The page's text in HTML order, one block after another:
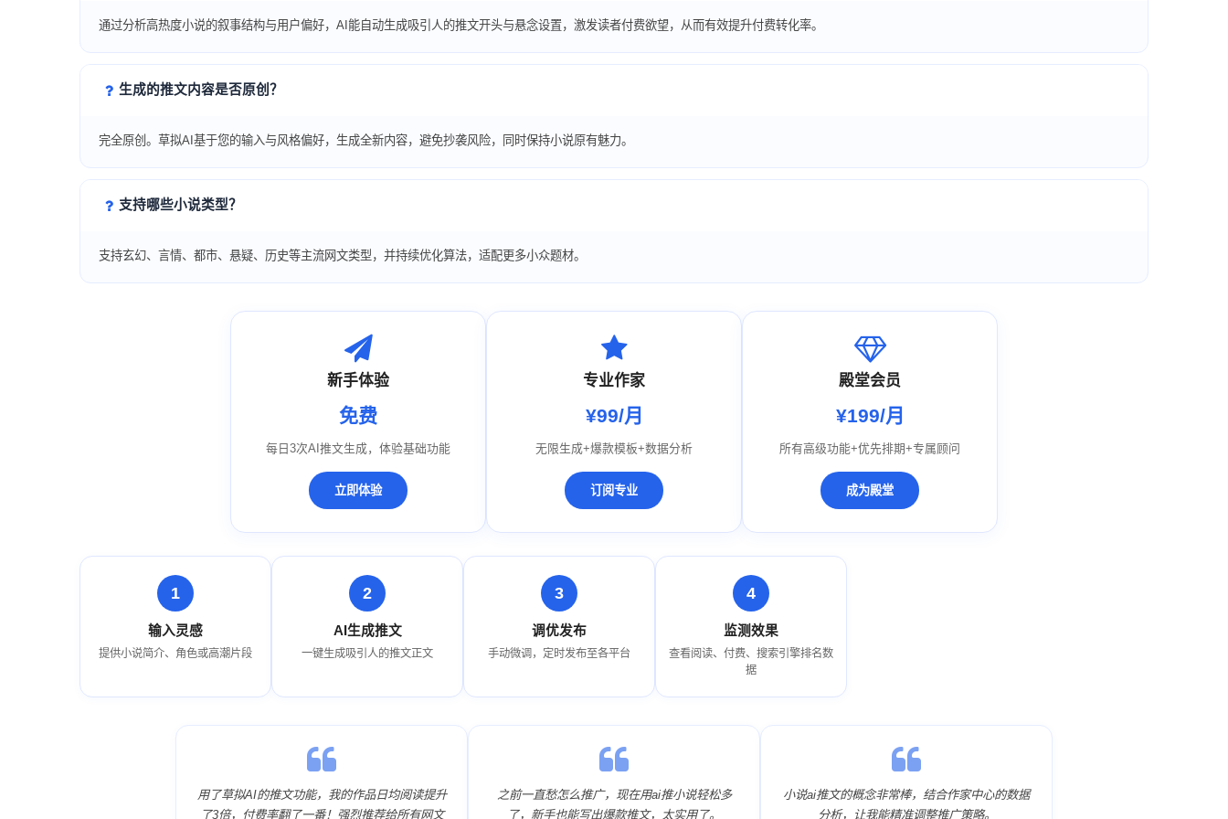
通过分析高热度小说的叙事结构与用户偏好，AI能自动生成吸引人的推文开头与悬念设置，激发读者付费欲望，从而有效提升付费转化率。
生成的推文内容是否原创？
完全原创。草拟AI基于您的输入与风格偏好，生成全新内容，避免抄袭风险，同时保持小说原有魅力。
支持哪些小说类型？
支持玄幻、言情、都市、悬疑、历史等主流网文类型，并持续优化算法，适配更多小众题材。
新手体验
免费
每日3次AI推文生成，体验基础功能
立即体验
专业作家
¥99/月
无限生成+爆款模板+数据分析
订阅专业
殿堂会员
¥199/月
所有高级功能+优先排期+专属顾问
成为殿堂
输入灵感
提供小说简介、角色或高潮片段
AI生成推文
一键生成吸引人的推文正文
调优发布
手动微调，定时发布至各平台
监测效果
查看阅读、付费、搜索引擎排名数
据
用了草拟AI的推文功能，我的作品日均阅读提升
了3倍，付费率翻了一番！强烈推荐给所有网文
之前一直愁怎么推广，现在用ai推小说轻松多
了，新手也能写出爆款推文，太实用了。
小说ai推文的概念非常棒，结合作家中心的数据
分析，让我能精准调整推广策略。